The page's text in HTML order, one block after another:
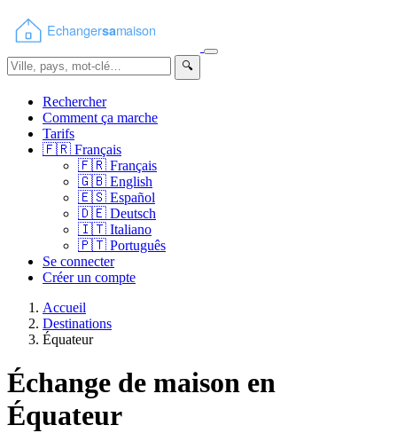
🔍
Rechercher
Comment ça marche
Tarifs
🇫🇷 Français
🇫🇷 Français
🇬🇧 English
🇪🇸 Español
🇩🇪 Deutsch
🇮🇹 Italiano
🇵🇹 Português
Se connecter
Créer un compte
Accueil
Destinations
Équateur
Échange de maison en
Équateur